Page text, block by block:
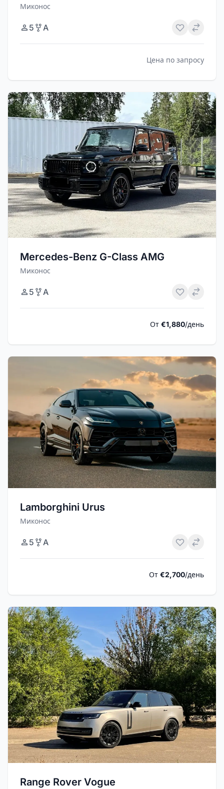
Миконос
5 A
Цена по запросу
Mercedes-Benz G-Class AMG
Миконос
5 A
От €1,880/день
Lamborghini Urus
Миконос
5 A
От €2,700/день
Range Rover Vogue